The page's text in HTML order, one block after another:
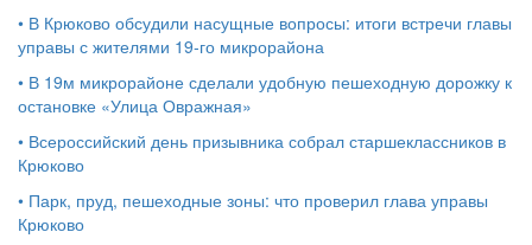
• В Крюково обсудили насущные вопросы: итоги встречи главы
управы с жителями 19‑го микрорайона
• В 19м микрорайоне сделали удобную пешеходную дорожку к
остановке «Улица Овражная»
• Всероссийский день призывника собрал старшеклассников в
Крюково
• Парк, пруд, пешеходные зоны: что проверил глава управы
Крюково